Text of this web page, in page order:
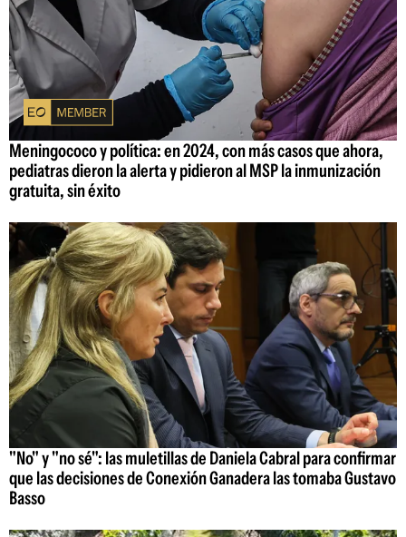
Meningococo y política: en 2024, con más casos que ahora,
pediatras dieron la alerta y pidieron al MSP la inmunización
gratuita, sin éxito
"No" y "no sé": las muletillas de Daniela Cabral para confirmar
que las decisiones de Conexión Ganadera las tomaba Gustavo
Basso